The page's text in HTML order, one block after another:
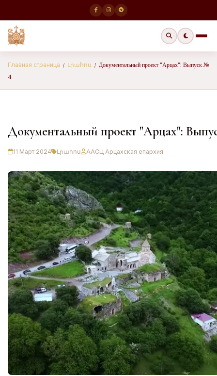
Главная страница / Լրահոս / Документальный проект "Арцах": Выпуск №
4
Документальный проект "Арцах":
11 Март 2024 Լրահոս ААСЦ Арцахская епархия